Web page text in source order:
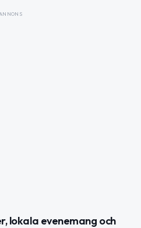
ANNONS
lokala evenemang och